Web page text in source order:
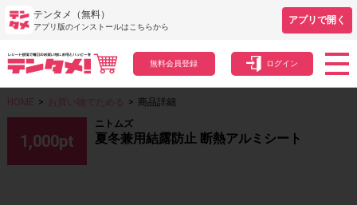
テンタメ（無料）
アプリ版のインストールはこちらから
アプリで開く
無料会員登録 ログイン
HOME > お買い物でためる > 商品詳細
1,000pt
ニトムズ
夏冬兼用結露防止 断熱アルミシート